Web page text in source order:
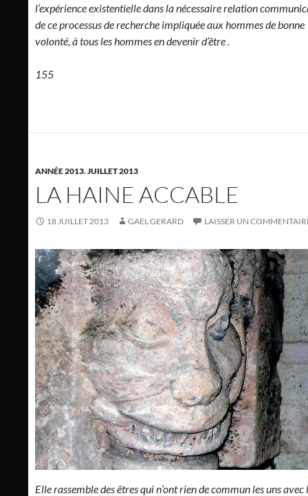
l’expérience existentielle dans la nécessaire relation
de ce processus de recherche impliquée aux hommes de bonne
volonté, à tous les hommes en devenir d’être .
155
ANNÉE 2013,JUILLET 2013
LA HAINE ACCABLE
18 JUILLET 2013 GAEL GERARD LAISSER UN
Elle rassemble des êtres qui n’ont rien de commun les uns avec